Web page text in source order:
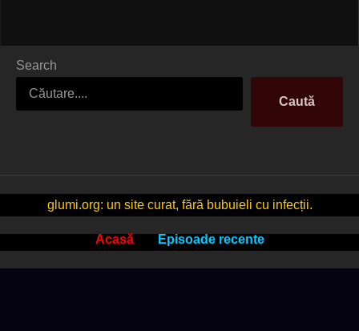
Search
Caută
glumi.org: un site curat, fără bubuieli cu infecții.
Acasă Episoade recente